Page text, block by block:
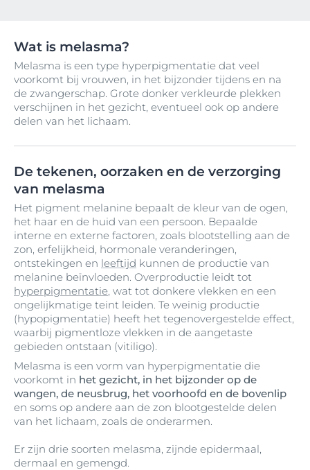
Wat is melasma?
Melasma is een type hyperpigmentatie dat veel
voorkomt bij vrouwen, in het bijzonder tijdens en na
de zwangerschap. Grote donker verkleurde plekken
verschijnen in het gezicht, eventueel ook op andere
delen van het lichaam.
De tekenen, oorzaken en de verzorging
van melasma
Het pigment melanine bepaalt de kleur van de ogen,
het haar en de huid van een persoon. Bepaalde
interne en externe factoren, zoals blootstelling aan de
zon, erfelijkheid, hormonale veranderingen,
ontstekingen en leeftijd kunnen de productie van
melanine beïnvloeden. Overproductie leidt tot
hyperpigmentatie, wat tot donkere vlekken en een
ongelijkmatige teint leiden. Te weinig productie
(hypopigmentatie) heeft het tegenovergestelde effect,
waarbij pigmentloze vlekken in de aangetaste
gebieden ontstaan (vitiligo).
Melasma is een vorm van hyperpigmentatie die
voorkomt in het gezicht, in het bijzonder op de
wangen, de neusbrug, het voorhoofd en de bovenlip
en soms op andere aan de zon blootgestelde delen
van het lichaam, zoals de onderarmen.
Er zijn drie soorten melasma, zijnde epidermaal,
dermaal en gemengd.